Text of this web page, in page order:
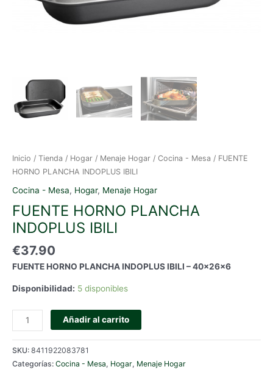
Inicio / Tienda / Hogar / Menaje Hogar / Cocina - Mesa / FUENTE
HORNO PLANCHA INDOPLUS IBILI
Cocina - Mesa, Hogar, Menaje Hogar
FUENTE HORNO PLANCHA
INDOPLUS IBILI
€37.90
FUENTE HORNO PLANCHA INDOPLUS IBILI – 40x26x6
Disponibilidad: 5 disponibles
FUENTE
HORNO
PLANCHA
INDOPLUS
IBILI
Añadir al carrito
SKU: 8411922083781
Categorías: Cocina - Mesa, Hogar, Menaje Hogar